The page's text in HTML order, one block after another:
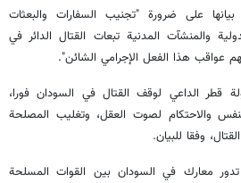
على ضرورة "تجنيب السفارات والبعثات
والمنشآت المدنية تبعات القتال الدائر في
عواقب هذا الفعل الإجرامي الشائن".
قطر الداعي لوقف القتال في السودان فورا،
والاحتكام لصوت العقل، وتغليب المصلحة
وفقا للبيان.
تدور معارك في السودان بين القوات المسلحة